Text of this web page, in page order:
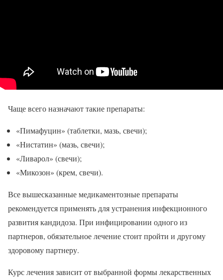
Чаще всего назначают такие препараты:
«Пимафуцин» (таблетки, мазь, свечи);
«Нистатин» (мазь, свечи);
«Ливарол» (свечи);
«Микозон» (крем, свечи).
Все вышесказанные медикаментозные препараты
рекомендуется применять для устранения инфекционного
развития кандидоза. При инфицировании одного из
партнеров, обязательное лечение стоит пройти и другому
здоровому партнеру.
Курс лечения зависит от выбранной формы лекарственных